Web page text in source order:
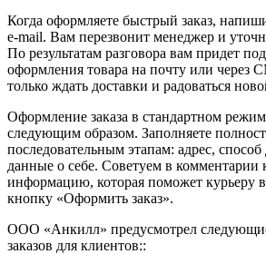
Когда оформляете быстрый заказ,
e-mail. Вам перезвонит менеджер и
По результатам разговора вам придет
оформления товара на почту или через
только ждать доставки и радоваться
Оформление заказа в стандартном
следующим образом. Заполняете
последовательным этапам: адрес,
данные о себе. Советуем в комментарии
информацию, которая поможет курьеру
кнопку «Оформить заказ».
ООО «Анкилл» предусмотрел
заказов для клиентов::